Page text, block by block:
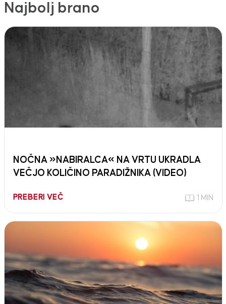
Najbolj brano
NOČNA »NABIRALCA« NA VRTU UKRADLA
VEČJO KOLIČINO PARADIŽNIKA (VIDEO)
PREBERI VEČ 1 MIN